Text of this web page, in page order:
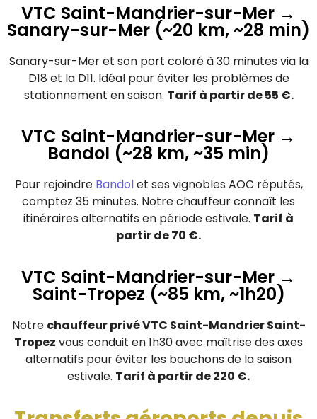
VTC Saint-Mandrier-sur-Mer →
Sanary-sur-Mer (~20 km, ~28 min)
Sanary-sur-Mer et son port coloré à 30 minutes via la
D18 et la D11. Idéal pour éviter les problèmes de
stationnement en saison. Tarif à partir de 55 €.
VTC Saint-Mandrier-sur-Mer →
Bandol (~28 km, ~35 min)
Pour rejoindre Bandolet ses vignobles AOC réputés,
comptez 35 minutes. Notre chauffeur connaît les
itinéraires alternatifs en période estivale. Tarif à
partir de 70 €.
VTC Saint-Mandrier-sur-Mer →
Saint-Tropez (~85 km, ~1h20)
Notre chauffeur privé VTC Saint-Mandrier Saint-
Tropez vous conduit en 1h30 avec maîtrise des axes
alternatifs pour éviter les bouchons de la saison
estivale. Tarif à partir de 220 €.